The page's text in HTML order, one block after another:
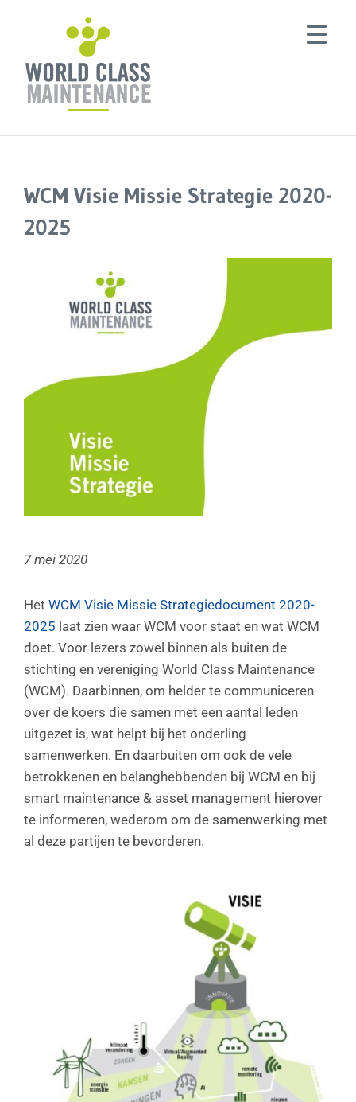
WCM Visie Missie Strategie 2020-
2025
7 mei 2020
Het WCM Visie Missie Strategiedocument 2020-
2025 laat zien waar WCM voor staat en wat WCM
doet. Voor lezers zowel binnen als buiten de
stichting en vereniging World Class Maintenance
(WCM). Daarbinnen, om helder te communiceren
over de koers die samen met een aantal leden
uitgezet is, wat helpt bij het onderling
samenwerken. En daarbuiten om ook de vele
betrokkenen en belanghebbenden bij WCM en bij
smart maintenance & asset management hierover
te informeren, wederom om de samenwerking met
al deze partijen te bevorderen.